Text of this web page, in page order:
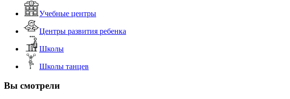
Учебные центры
Центры развития ребенка
Школы
Школы танцев
Вы смотрели